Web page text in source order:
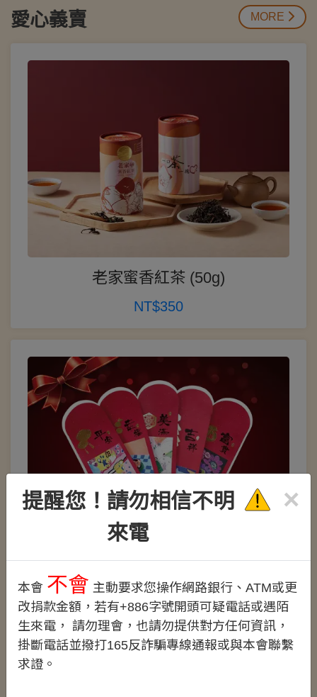
提醒您！請勿相信不明
來電
×
本會 不會 主動要求您操作網路銀行、ATM或更
改捐款金額，若有+886字號開頭可疑電話或遇陌
生來電， 請勿理會，也請勿提供對方任何資訊，
掛斷電話並撥打165反詐騙專線通報或與本會聯繫
求證。
愛心義賣 MORE
老家蜜香紅茶 (50g)
NT$350
NT$100
影片專區